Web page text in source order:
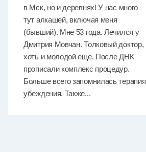
в Мск, но и деревнях! У нас много
тут алкашей, включая меня
(бывший). Мне 53 года. Лечился у
Дмитрия Мовчан. Толковый доктор,
хоть и молодой еще. После ДНК
прописали комплекс процедур.
Больше всего запомнилась терапия
убеждения. Также...